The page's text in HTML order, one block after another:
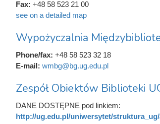
Fax: +48 58 523 21 00
see on a detailed map
Wypożyczalnia
Phone/fax: +48 58 523 32 18
E-mail: wmbg@bg.ug.edu.pl
Zespół Obiektów Biblioteki
DANE DOSTĘPNE pod linkiem:
http://ug.edu.pl/uniwersytet/